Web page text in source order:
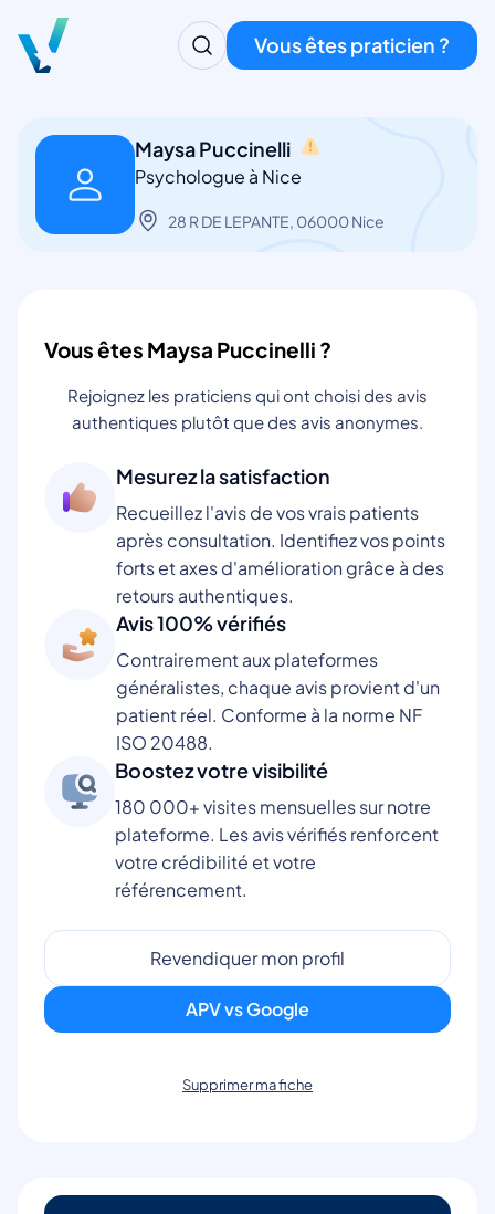
Vous êtes praticien ?
Maysa Puccinelli
Psychologue à Nice
28 R DE LEPANTE, 06000 Nice
Vous êtes Maysa Puccinelli ?
Rejoignez les praticiens qui ont choisi des avis
authentiques plutôt que des avis anonymes.
Mesurez la satisfaction
Recueillez l'avis de vos vrais patients
après consultation. Identifiez vos points
forts et axes d'amélioration grâce à des
retours authentiques.
Avis 100% vérifiés
Contrairement aux plateformes
généralistes, chaque avis provient d'un
patient réel. Conforme à la norme NF
ISO 20488.
Boostez votre visibilité
180 000+ visites mensuelles sur notre
plateforme. Les avis vérifiés renforcent
votre crédibilité et votre
référencement.
Revendiquer mon profil
APV vs Google
Supprimer ma fiche